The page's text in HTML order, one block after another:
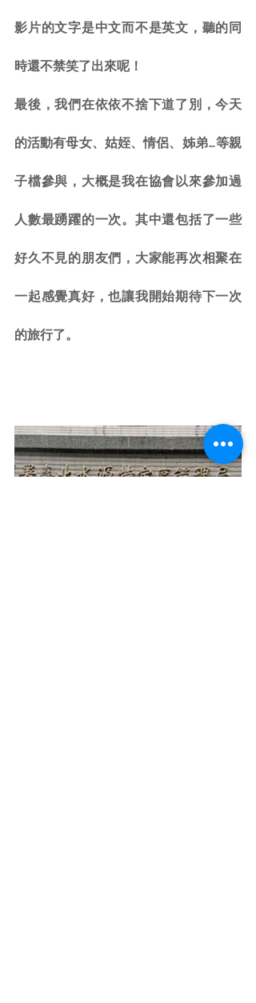
影片的文字是中文而不是英文，聽的同
時還不禁笑了出來呢！
最後，我們在依依不捨下道了別，今天
的活動有母女、姑姪、情侶、姊弟…等親
子檔參與，大概是我在協會以來參加過
人數最踴躍的一次。其中還包括了一些
好久不見的朋友們，大家能再次相聚在
一起感覺真好，也讓我開始期待下一次
的旅行了。